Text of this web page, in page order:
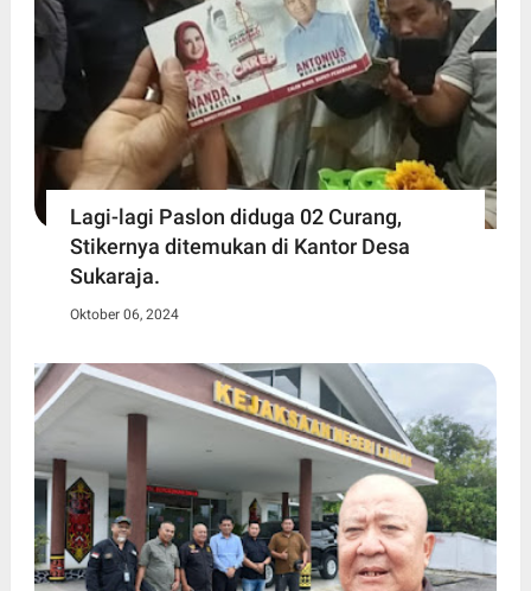
Lagi-lagi Paslon diduga 02 Curang,
Stikernya ditemukan di Kantor Desa
Sukaraja.
Oktober 06, 2024